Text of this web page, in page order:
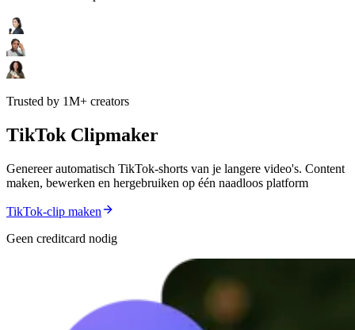
Trusted by 1M+ creators
TikTok Clipmaker
Genereer automatisch TikTok-shorts van je langere video's. Content
maken, bewerken en hergebruiken op één naadloos platform
TikTok-clip maken
Geen creditcard nodig